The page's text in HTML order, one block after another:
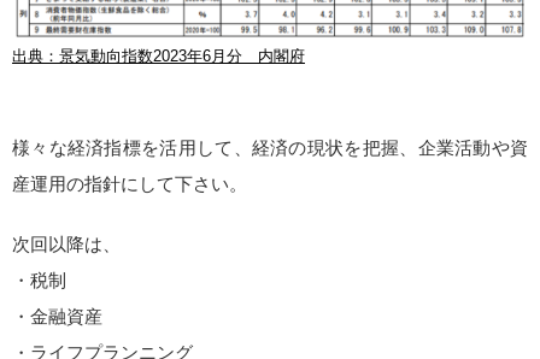
出典：景気動向指数2023年6月分 内閣府
様々な経済指標を活用して、経済の現状を把握、企業活動や資
産運用の指針にして下さい。
次回以降は、
・税制
・金融資産
・ライフプランニング